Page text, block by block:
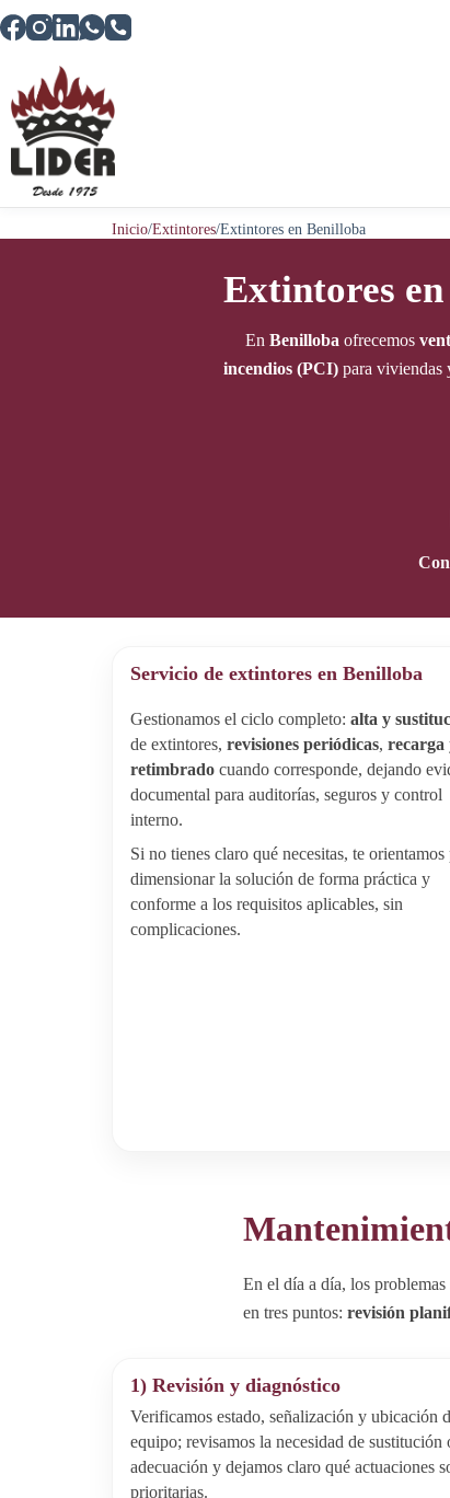
al
Inicio/Extintores/Extintores en Benilloba
Extintores
En Benilloba ofrecemos
incendios (PCI)para viviendas
Servicio de extintores en Benilloba
Gestionamos el ciclo completo: alta y
de extintores, revisiones periódicas, recarga
retimbrado cuando corresponde, dejando
documental para auditorías, seguros y control
interno.
Si no tienes claro qué necesitas, te orientamos
dimensionar la solución de forma práctica y
conforme a los requisitos aplicables, sin
complicaciones.
En el día a día, los
en tres puntos: revisión
1) Revisión y diagnóstico
Verificamos estado, señalización y ubicación
equipo; revisamos la necesidad de sustitución
adecuación y dejamos claro qué actuaciones
prioritarias.